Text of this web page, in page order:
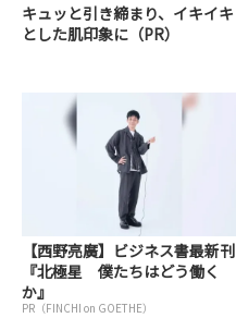
キュッと引き締まり、イキイキ
とした肌印象に（PR）
【西野亮廣】ビジネス書最新刊
『北極星 僕たちはどう働く
か』
PR（FINCHI on GOETHE）